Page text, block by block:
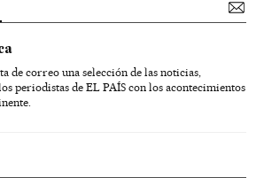
de correo una selección de las noticias,
periodistas de EL PAÍS con los acontecimientos